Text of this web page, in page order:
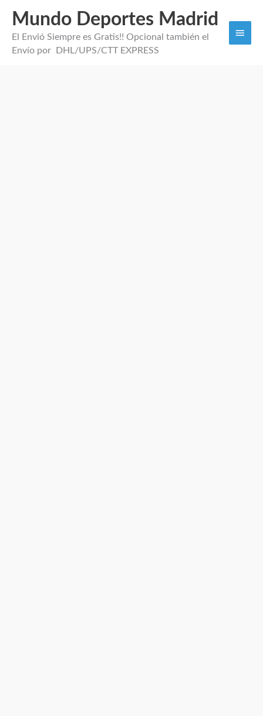
Mundo Deportes Madrid
El Envió Siempre es Gratis!! Opcional también el
Envío por DHL/UPS/CTT EXPRESS